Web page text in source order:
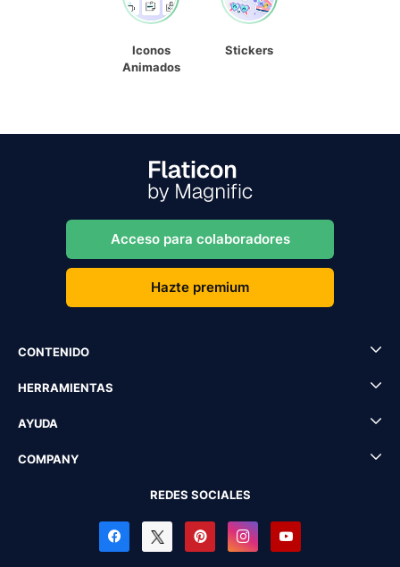
Iconos
Animados
Stickers
Acceso para colaboradores
Hazte premium
CONTENIDO
HERRAMIENTAS
AYUDA
COMPANY
REDES SOCIALES